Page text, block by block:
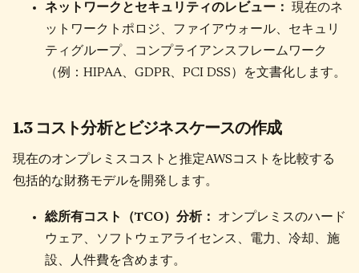
ネットワークとセキュリティのレビュー：
現在のネ
ットワークトポロジ、ファイアウォール、セキュリ
ティグループ、コンプライアンスフレームワーク
（例：HIPAA、GDPR、PCI DSS）を文書化します。
1.3 コスト分析とビジネスケースの作成
現在のオンプレミスコストと推定AWSコストを比較する
包括的な財務モデルを開発します。
総所有コスト（TCO）分析：
オンプレミスのハード
ウェア、ソフトウェアライセンス、電力、冷却、施
設、人件費を含めます。